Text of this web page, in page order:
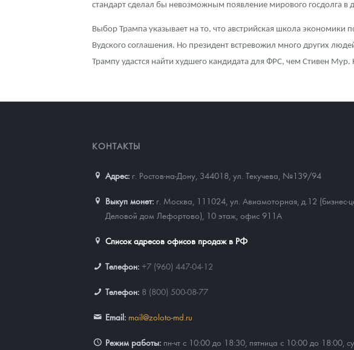
стандарт сделал бы невозможным появление мирового госдолга в
Выбор Трампа указывает на то, что австрийская школа экономики
Вудского соглашения. Но президент встревожил много других
Трампу удастся найти худшего кандидата для ФРС, чем Стивен
КОНТАКТЫ
Адрес: г. Ростов-на-Дону, 344018 ул. Текучева, №139/94
Выкуп монет: г. Москва, 111024, ул. Авиамоторная, д.12 (бизнес-
Деловой дом Лефортово), 10 этаж, офис 911А
Список адресов офисов продаж в РФ
Телефон: +7 (960) 447-04-12
Телефон: 8 (800) 500-08-77
Email: mail@zoloto-md.ru
Режим работы: пн-чт с 10:00 до 18:30, пятница с 10:00 до 18:00,